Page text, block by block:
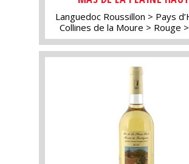
Languedoc Roussillon
Pays
Collines de la Moure
Rouge